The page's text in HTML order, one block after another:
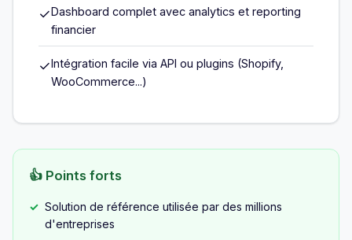
✓Dashboard complet avec analytics et reporting
financier
✓Intégration facile via API ou plugins (Shopify,
WooCommerce...)
👍 Points forts
Solution de référence utilisée par des millions
d'entreprises